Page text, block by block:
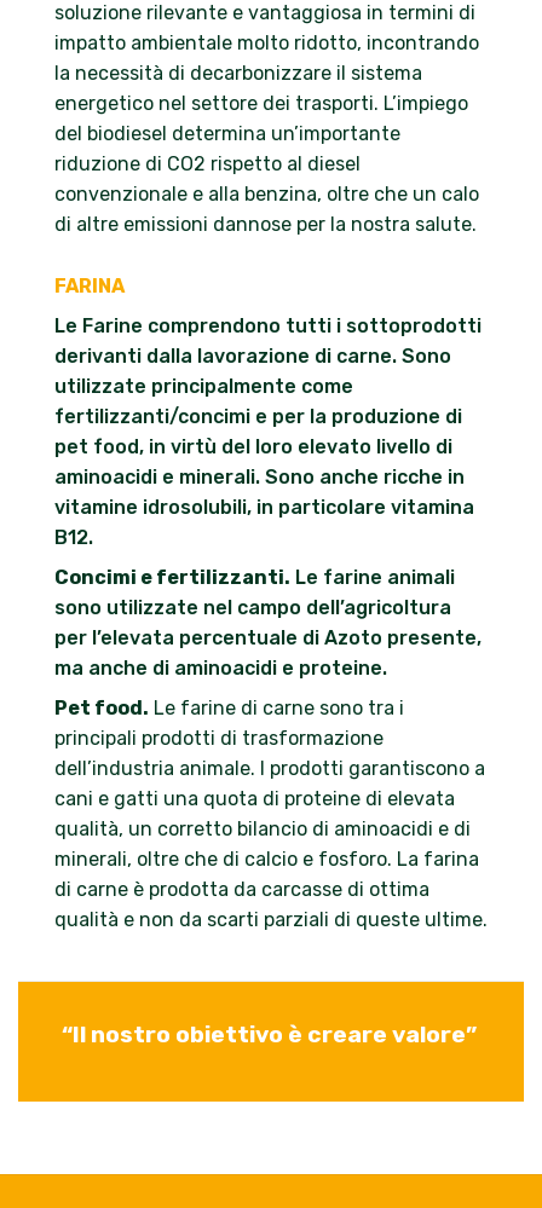
soluzione rilevante e vantaggiosa in termini di
impatto ambientale molto ridotto, incontrando
la necessità di decarbonizzare il sistema
energetico nel settore dei trasporti. L’impiego
del biodiesel determina un’importante
riduzione di CO2 rispetto al diesel
convenzionale e alla benzina, oltre che un calo
di altre emissioni dannose per la nostra salute.
FARINA
Le Farine comprendono tutti i sottoprodotti
derivanti dalla lavorazione di carne. Sono
utilizzate principalmente come
fertilizzanti/concimi e per la produzione di
pet food, in virtù del loro elevato livello di
aminoacidi e minerali. Sono anche ricche in
vitamine idrosolubili, in particolare vitamina
B12.
Concimi e fertilizzanti. Le farine animali
sono utilizzate nel campo dell’agricoltura
per l’elevata percentuale di Azoto presente,
ma anche di aminoacidi e proteine.
Pet food. Le farine di carne sono tra i
principali prodotti di trasformazione
dell’industria animale. I prodotti garantiscono a
cani e gatti una quota di proteine di elevata
qualità, un corretto bilancio di aminoacidi e di
minerali, oltre che di calcio e fosforo. La farina
di carne è prodotta da carcasse di ottima
qualità e non da scarti parziali di queste ultime.
“Il nostro obiettivo è creare valore”